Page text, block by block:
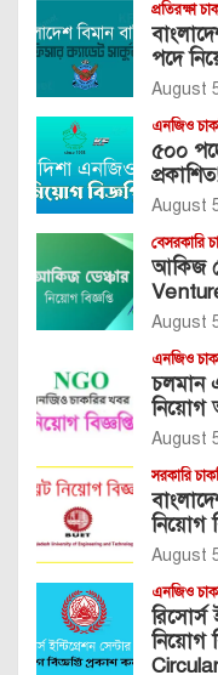
প্রতিরক্ষা
পদে
August
এনজিও
৫০০
August
বেসরকারি
আকিজ
August
এনজিও
চলমান
নিয়োগ
August
সরকারি
নিয়োগ
August
এনজিও
রিসোর্স
নিয়োগ